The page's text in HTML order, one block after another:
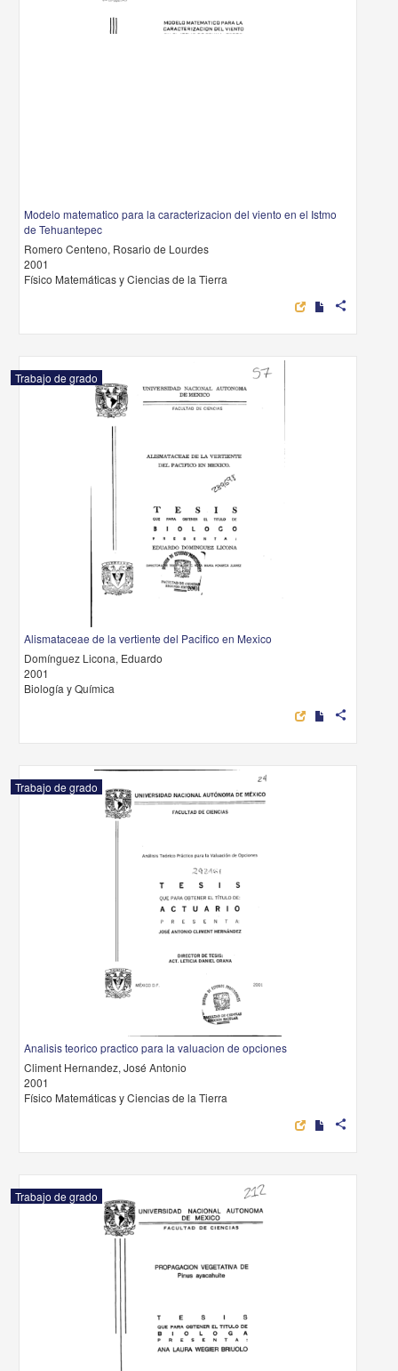
Modelo matematico para la caracterizacion del viento en el Istmo
de Tehuantepec
Romero Centeno, Rosario de Lourdes
2001
Físico Matemáticas y Ciencias de la Tierra
share
Trabajo de grado
Alismataceae de la vertiente del Pacifico en Mexico
Domínguez Licona, Eduardo
2001
Biología y Química
share
Trabajo de grado
Analisis teorico practico para la valuacion de opciones
Climent Hernandez, José Antonio
2001
Físico Matemáticas y Ciencias de la Tierra
share
Trabajo de grado